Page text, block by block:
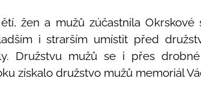
žen a mužů zúčastnila
i strarším umístit před
Družstvu mužů se i přes
získalo družstvo mužů memoriál